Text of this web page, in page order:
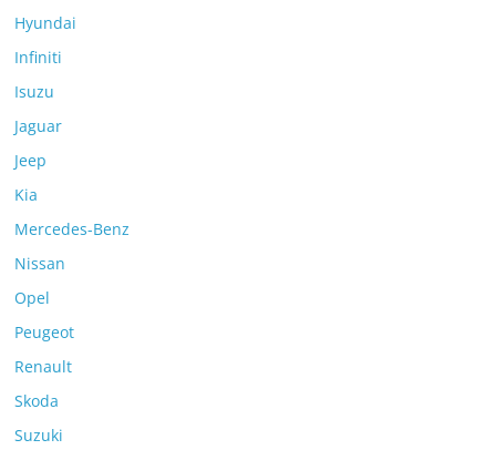
Hyundai
Infiniti
Isuzu
Jaguar
Jeep
Kia
Mercedes-Benz
Nissan
Opel
Peugeot
Renault
Skoda
Suzuki